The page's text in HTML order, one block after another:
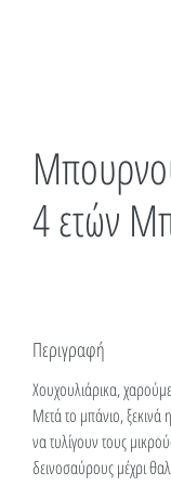
4 ετών
Περιγραφή
Χουχουλιάρικα,
Μετά το μπάνιο, ξεκινά
να τυλίγουν τους
δεινοσαύρους μέχρι